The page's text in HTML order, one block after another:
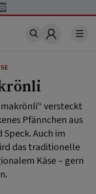
Account
versteckt
Pfännchen aus
Auch im
das traditionelle
Käse – gern